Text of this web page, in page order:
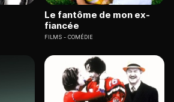
Le fantôme de mon ex-
fiancée
FILMS COMÉDIE